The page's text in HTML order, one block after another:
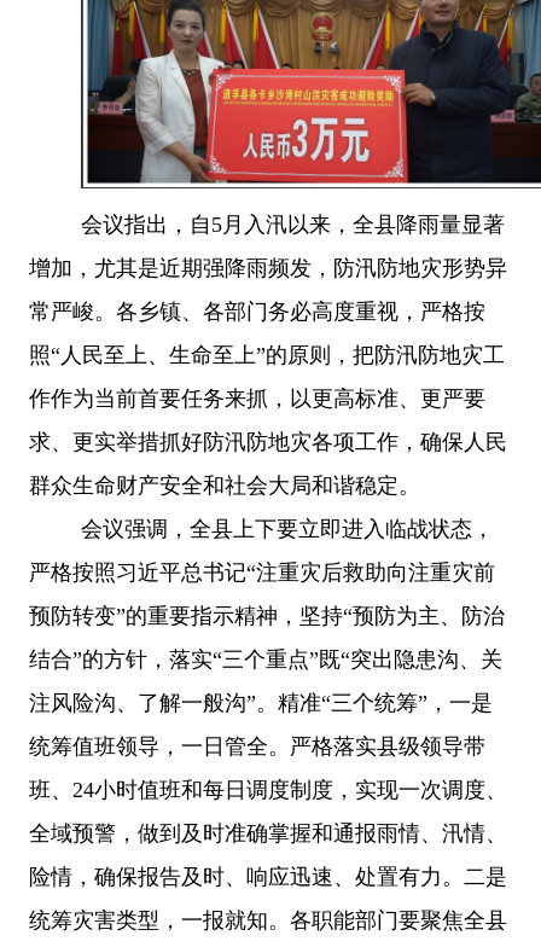
会议指出，自 5月入汛以来，全县降雨量显著
增加，尤其是近期强降雨频发，防汛防地灾形势异
常严峻。各乡镇、各部门务必高度重视，严格按
照“人民至上、生命至上”的原则，把防汛防地灾工
作作为当前首要任务来抓，以更高标准、更严要
求、更实举措抓好防汛防地灾各项工作，确保人民
群众生命财产安全和社会大局和谐稳定。
会议强调，全县上下要立即进入临战状态，
严格按照习近平总书记“注重灾后救助向注重灾前
预防转变”的重要指示精神，坚持“预防为主、防治
结合”的方针，落实“三个重点”既“突出隐患沟、关
注风险沟、了解一般沟”。精准“三个统筹”，一是
统筹值班领导，一日管全。严格落实县级领导带
班、24小时值班和每日调度制度，实现一次调度、
全域预警，做到及时准确掌握和通报雨情、汛情、
险情，确保报告及时、响应迅速、处置有力。二是
统筹灾害类型，一报就知。各职能部门要聚焦全县